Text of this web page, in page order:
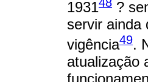
1931
?
servir ainda
vigência49.
atualização